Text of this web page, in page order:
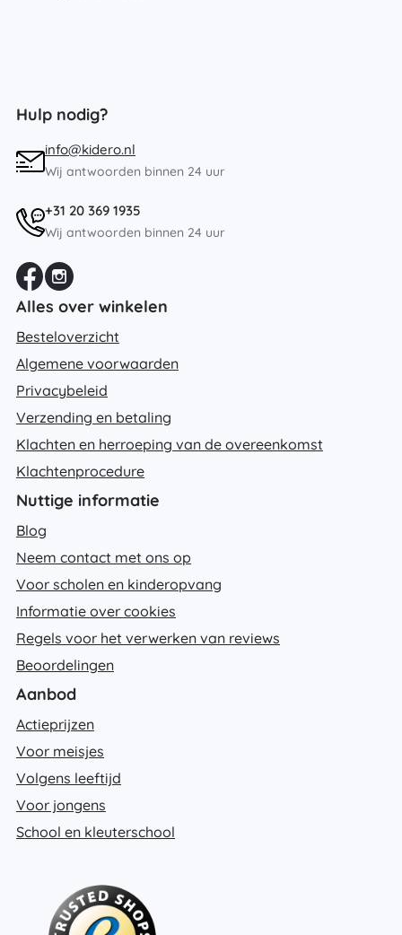
Hulp nodig?
info@kidero.nl
Wij antwoorden binnen 24 uur
+31 20 369 1935
Wij antwoorden binnen 24 uur
Alles over winkelen
Besteloverzicht
Algemene voorwaarden
Privacybeleid
Verzending en betaling
Klachten en herroeping van de overeenkomst
Klachtenprocedure
Nuttige informatie
Blog
Neem contact met ons op
Voor scholen en kinderopvang
Informatie over cookies
Regels voor het verwerken van reviews
Beoordelingen
Aanbod
Actieprijzen
Voor meisjes
Volgens leeftijd
Voor jongens
School en kleuterschool